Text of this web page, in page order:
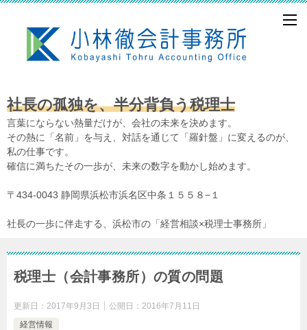
社長の孤独を、半分背負う税理士
言葉にならない熱量だけが、会社の未来を決めます。
その熱に「名前」を与え、対話を通じて「羅針盤」に変えるのが、
私の仕事です。
確信に満ちたその一歩が、未来の数字を動かし始めます。
〒434-0043 静岡県浜松市浜名区中条１５５８−１
社長の一歩に伴走する、浜松市の「経営相談×税理士事務所」
税理士（会計事務所）の質の問題
更新日： 2017年9月3日 公開日： 2016年7月11日
経営情報